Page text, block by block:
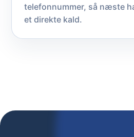
telefonnummer, så næste
et direkte kald.